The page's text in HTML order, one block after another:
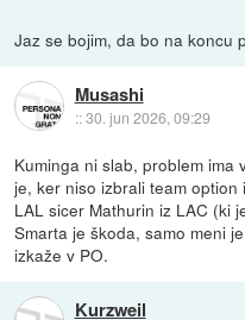
Jaz se bojim, da bo na koncu
Musashi
::30. jun 2026, 09:29
Kuminga ni slab, problem
je, ker niso izbrali team
LAL sicer Mathurin iz LAC (ki
Smarta je škoda, samo meni
izkaže v PO.
Kurzweil